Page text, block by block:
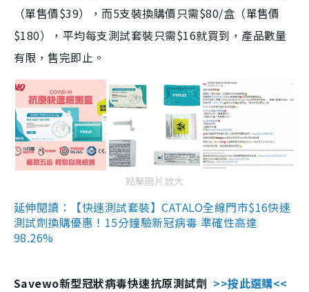
（單售價$39），而5支裝換購價只需$80/盒（單售價
$180），平均每支測試套裝只需$16就買到，產品數量
有限，售完即止。
點擊圖片放大
延伸閱讀：【快速測試套裝】CATALO全線門市$16快速
測試劑換購優惠！15分鐘驗新冠病毒 準確性高達
98.26%
Savewo新型冠狀病毒快速抗原測試劑 >>按此選購<<